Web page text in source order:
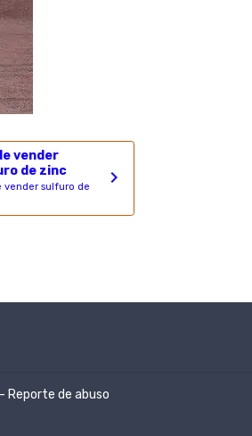
vender
de zinc
vender sulfuro de
Reporte de abuso